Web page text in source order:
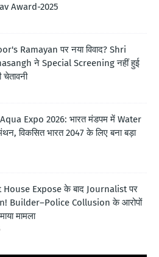
Award-2025
Ramayan पर नया विवाद? Shri
ने Special Screening नहीं हुई
Expo 2026: भारत मंडपम में Water
विकसित भारत 2047 के लिए बना बड़ा
House Expose के बाद Journalist पर
Builder–Police Collusion के आरोपों
मामला